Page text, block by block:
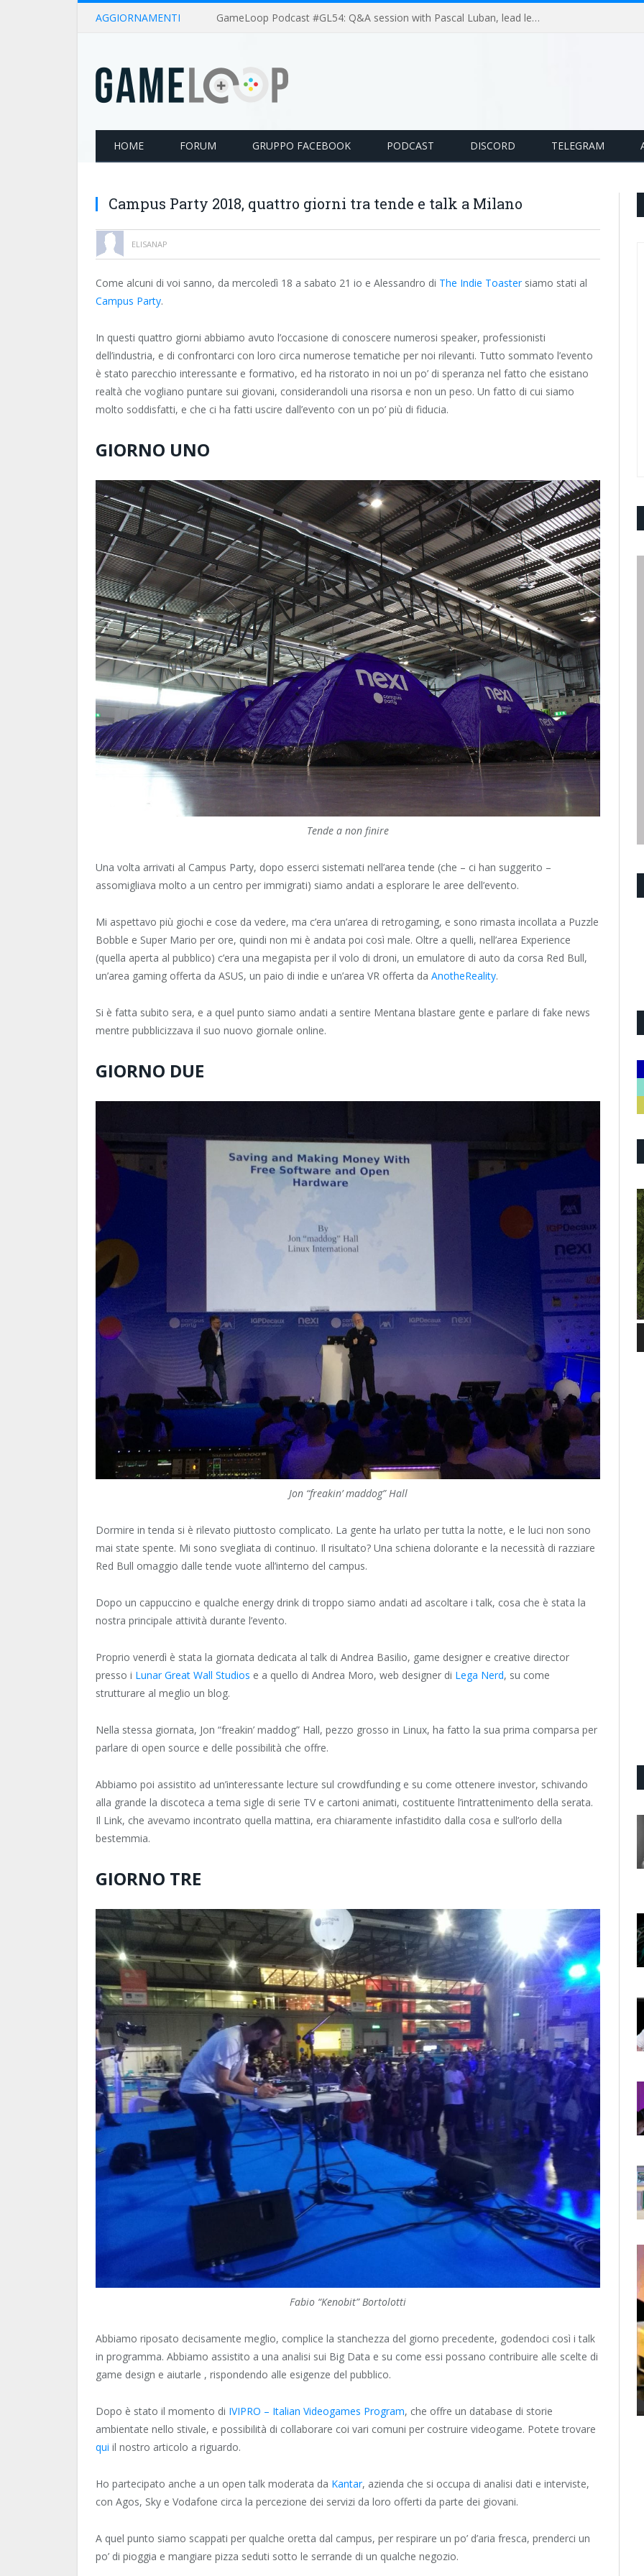
AGGIORNAMENTI GameLoop Podcast #GL54: Q&A session with Pascal Luban, lead level designer on Splinter Cell multiplayer games
HOME FORUM GRUPPO FACEBOOK PODCAST DISCORD TELEGRAM
Campus Party 2018, quattro giorni tra tende e talk a Milano
ELISANAP
Come alcuni di voi sanno, da mercoledì 18 a sabato 21 io e Alessandro di The Indie Toastersiamo stati al
Campus Party.
In questi quattro giorni abbiamo avuto l’occasione di conoscere numerosi speaker, professionisti
dell’industria, e di confrontarci con loro circa numerose tematiche per noi rilevanti. Tutto sommato l’evento
è stato parecchio interessante e formativo, ed ha ristorato in noi un po’ di speranza nel fatto che esistano
realtà che vogliano puntare sui giovani, considerandoli una risorsa e non un peso. Un fatto di cui siamo
molto soddisfatti, e che ci ha fatti uscire dall’evento con un po’ più di fiducia.
GIORNO UNO
Tende a non finire
Una volta arrivati al Campus Party, dopo esserci sistemati nell’area tende (che – ci han suggerito –
assomigliava molto a un centro per immigrati) siamo andati a esplorare le aree dell’evento.
Mi aspettavo più giochi e cose da vedere, ma c’era un’area di retrogaming, e sono rimasta incollata a Puzzle
Bobble e Super Mario per ore, quindi non mi è andata poi così male. Oltre a quelli, nell’area Experience
(quella aperta al pubblico) c’era una megapista per il volo di droni, un emulatore di auto da corsa Red Bull,
un’area gaming offerta da ASUS, un paio di indie e un’area VR offerta da AnotheReality.
Si è fatta subito sera, e a quel punto siamo andati a sentire Mentana blastare gente e parlare di fake news
mentre pubblicizzava il suo nuovo giornale online.
GIORNO DUE
Jon “freakin’ maddog” Hall
Dormire in tenda si è rilevato piuttosto complicato. La gente ha urlato per tutta la notte, e le luci non sono
mai state spente. Mi sono svegliata di continuo. Il risultato? Una schiena dolorante e la necessità di razziare
Red Bull omaggio dalle tende vuote all’interno del campus.
Dopo un cappuccino e qualche energy drink di troppo siamo andati ad ascoltare i talk, cosa che è stata la
nostra principale attività durante l’evento.
Proprio venerdì è stata la giornata dedicata al talk di Andrea Basilio, game designer e creative director
presso i Lunar Great Wall Studios e a quello di Andrea Moro, web designer di Lega Nerd, su come
strutturare al meglio un blog.
Nella stessa giornata, Jon “freakin’ maddog” Hall, pezzo grosso in Linux, ha fatto la sua prima comparsa per
parlare di open source e delle possibilità che offre.
Abbiamo poi assistito ad un’interessante lecture sul crowdfunding e su come ottenere investor, schivando
alla grande la discoteca a tema sigle di serie TV e cartoni animati, costituente l’intrattenimento della serata.
Il Link, che avevamo incontrato quella mattina, era chiaramente infastidito dalla cosa e sull’orlo della
bestemmia.
GIORNO TRE
Fabio “Kenobit” Bortolotti
Abbiamo riposato decisamente meglio, complice la stanchezza del giorno precedente, godendoci così i talk
in programma. Abbiamo assistito a una analisi sui Big Data e su come essi possano contribuire alle scelte di
game design e aiutarle , rispondendo alle esigenze del pubblico.
Dopo è stato il momento di IVIPRO – Italian Videogames Program, che offre un database di storie
ambientate nello stivale, e possibilità di collaborare coi vari comuni per costruire videogame. Potete trovare
qui il nostro articolo a riguardo.
Ho partecipato anche a un open talk moderata da Kantar, azienda che si occupa di analisi dati e interviste,
con Agos, Sky e Vodafone circa la percezione dei servizi da loro offerti da parte dei giovani.
A quel punto siamo scappati per qualche oretta dal campus, per respirare un po’ d’aria fresca, prenderci un
po’ di pioggia e mangiare pizza seduti sotto le serrande di un qualche negozio.